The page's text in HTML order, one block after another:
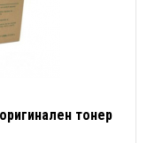
тонер